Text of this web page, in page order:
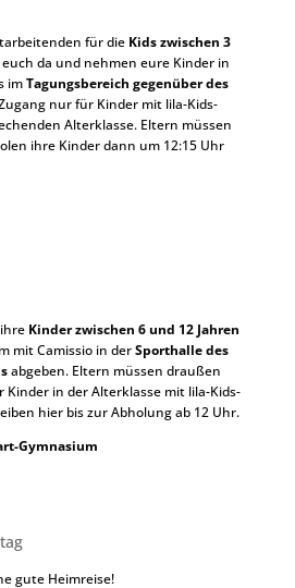
für die Kids zwischen 3
da und nehmen eure Kinder in
imTagungsbereich gegenüber des
nur für Kinder mit lila-Kids-
Alterklasse. Eltern müssen
ihre Kinder dann um 12:15 Uhr
Kinder zwischen 6 und 12 Jahren
mit Camissio in derSporthalle des
abgeben. Eltern müssen draußen
Kinder in der Alterklasse mit lila-Kids-
hier bis zur Abholung ab 12 Uhr.
Gymnasium
gute Heimreise!